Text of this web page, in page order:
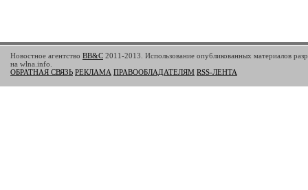
Новостное агентство BB&C 2011-2013. Использование опубликованных материалов
на wlna.info.
ОБРАТНАЯ СВЯЗЬ РЕКЛАМА ПРАВООБЛАДАТЕЛЯМ RSS-ЛЕНТА